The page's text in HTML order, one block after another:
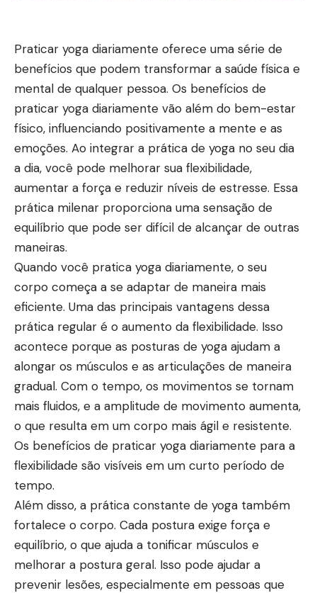
Praticar yoga diariamente oferece uma série de
benefícios que podem transformar a saúde física e
mental de qualquer pessoa. Os benefícios de
praticar yoga diariamente vão além do bem-estar
físico, influenciando positivamente a mente e as
emoções. Ao integrar a prática de yoga no seu dia
a dia, você pode melhorar sua flexibilidade,
aumentar a força e reduzir níveis de estresse. Essa
prática milenar proporciona uma sensação de
equilíbrio que pode ser difícil de alcançar de outras
maneiras.
Quando você pratica yoga diariamente, o seu
corpo começa a se adaptar de maneira mais
eficiente. Uma das principais vantagens dessa
prática regular é o aumento da flexibilidade. Isso
acontece porque as posturas de yoga ajudam a
alongar os músculos e as articulações de maneira
gradual. Com o tempo, os movimentos se tornam
mais fluidos, e a amplitude de movimento aumenta,
o que resulta em um corpo mais ágil e resistente.
Os benefícios de praticar yoga diariamente para a
flexibilidade são visíveis em um curto período de
tempo.
Além disso, a prática constante de yoga também
fortalece o corpo. Cada postura exige força e
equilíbrio, o que ajuda a tonificar músculos e
melhorar a postura geral. Isso pode ajudar a
prevenir lesões, especialmente em pessoas que